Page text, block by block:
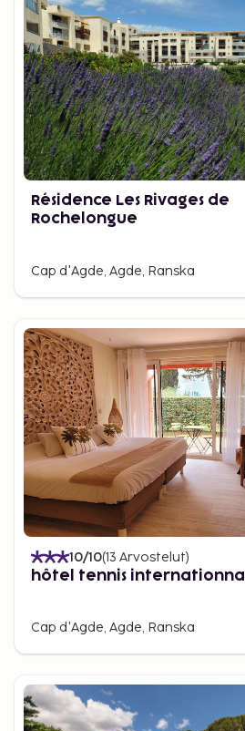
Résidence Les Rivages de
Rochelongue
Cap d'Agde, Agde, Ranska
10/10(13 Arvostelut)
hôtel tennis internationnal
Cap d'Agde, Agde, Ranska